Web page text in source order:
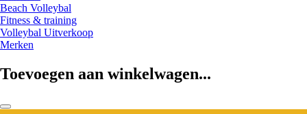
Beach Volleybal
Fitness & training
Volleybal Uitverkoop
Merken
Toevoegen aan winkelwagen...